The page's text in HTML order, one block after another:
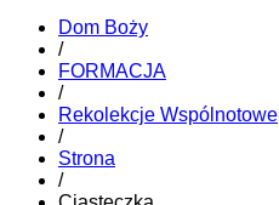
Dom Boży
/
FORMACJA
/
Rekolekcje Wspólnotowe
/
Strona
/